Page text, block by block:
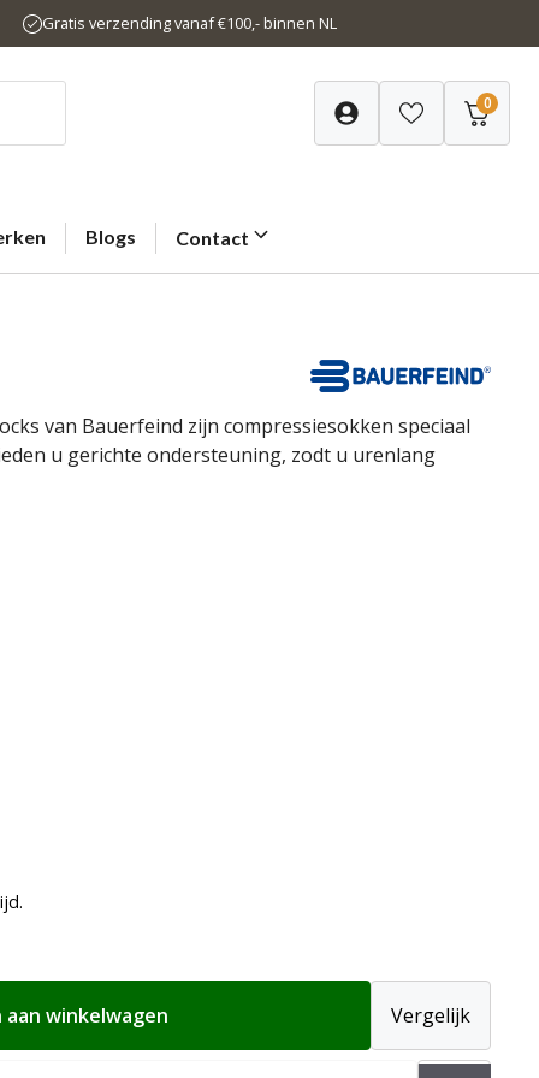
Gratis verzending vanaf €100,- binnen NL
0
Blogs Contact
van Bauerfeind zijn compressiesokken speciaal
u gerichte ondersteuning, zodt u urenlang
winkelwagen Vergelijk